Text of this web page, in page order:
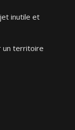
inutile et
un territoire